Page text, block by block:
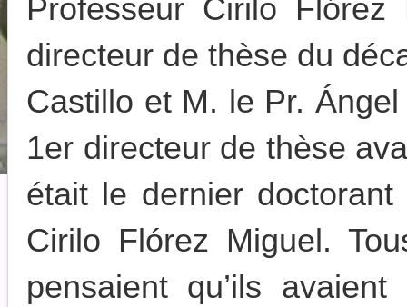
Professeur Cirilo
directeur de thèse du
Castillo et M. le Pr.
1er directeur de thèse
était le dernier
Cirilo Flórez Miguel.
pensaient qu’ils